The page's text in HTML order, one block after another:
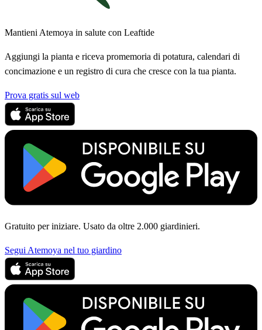
Mantieni Atemoya in salute con Leaftide
Aggiungi la pianta e riceva promemoria di potatura, calendari di
concimazione e un registro di cura che cresce con la tua pianta.
Prova gratis sul web
Gratuito per iniziare. Usato da oltre 2.000 giardinieri.
Segui Atemoya nel tuo giardino